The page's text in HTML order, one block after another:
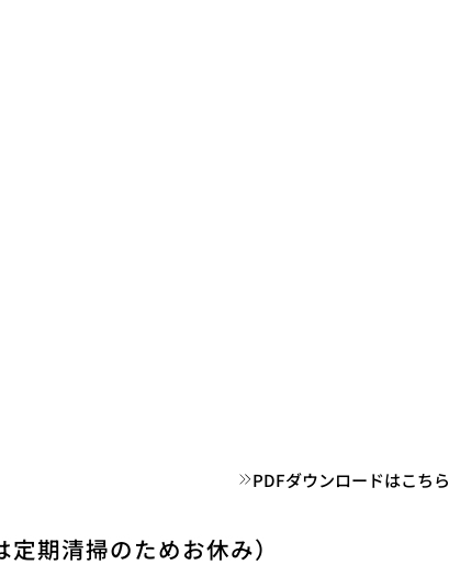
PDFダウンロードはこちら
期清掃のためお休み）